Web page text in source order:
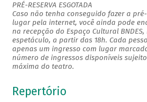
PRÉ-RESERVA ESGOTADA
Caso não tenha conseguido fazer a
lugar pela internet, você ainda pode
na recepção do Espaço Cultural
espetáculo, a partir das 18h. Cada
apenas um ingresso com lugar
número de ingressos disponíveis
máxima do teatro.
Repertório